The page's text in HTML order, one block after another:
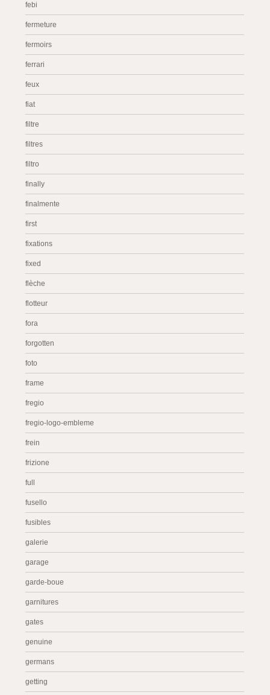
febi
fermeture
fermoirs
ferrari
feux
fiat
filtre
filtres
filtro
finally
finalmente
first
fixations
fixed
flèche
flotteur
fora
forgotten
foto
frame
fregio
fregio-logo-embleme
frein
frizione
full
fusello
fusibles
galerie
garage
garde-boue
garnitures
gates
genuine
germans
getting